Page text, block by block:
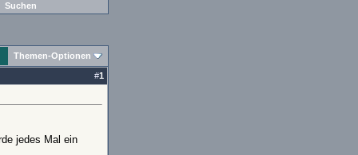
Suchen
Themen-Optionen
#1
jedes Mal ein